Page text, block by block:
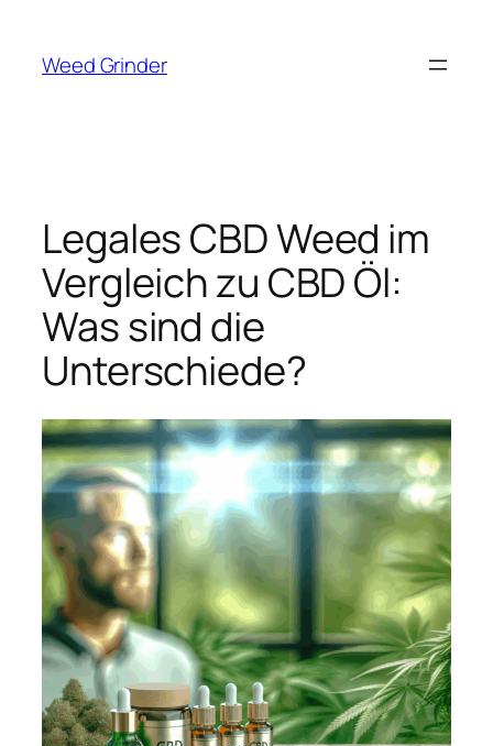
springen
Weed Grinder
Legales CBD Weed im
Vergleich zu CBD Öl:
Was sind die
Unterschiede?